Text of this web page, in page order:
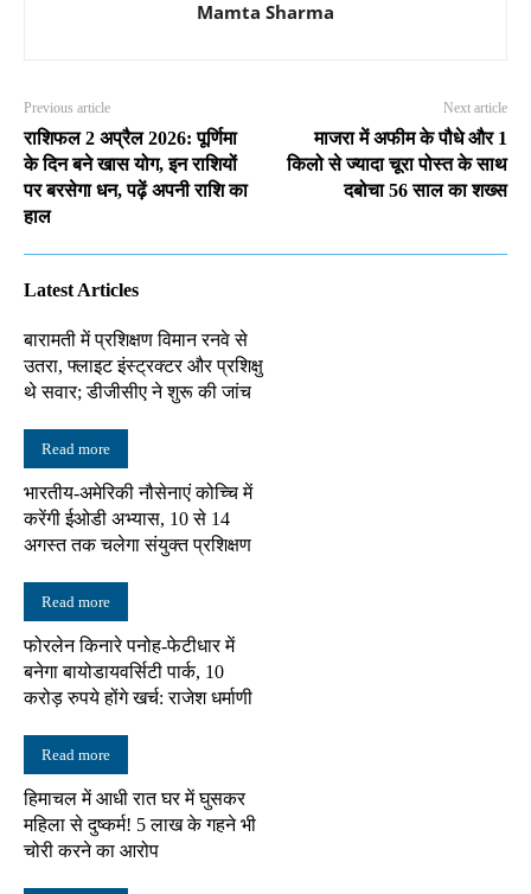
Mamta Sharma
Previous article
राशिफल 2 अप्रैल 2026: पूर्णिमा
के दिन बने खास योग, इन राशियों
पर बरसेगा धन, पढ़ें अपनी राशि का
हाल
Next article
माजरा में अफीम के पौधे और 1
किलो से ज्यादा चूरा पोस्त के साथ
दबोचा 56 साल का शख्स
Latest Articles
बारामती में प्रशिक्षण विमान रनवे से
उतरा, फ्लाइट इंस्ट्रक्टर और प्रशिक्षु
थे सवार; डीजीसीए ने शुरू की जांच
Read more
भारतीय-अमेरिकी नौसेनाएं कोच्चि में
करेंगी ईओडी अभ्यास, 10 से 14
अगस्त तक चलेगा संयुक्त प्रशिक्षण
Read more
फोरलेन किनारे पनोह-फेटीधार में
बनेगा बायोडायवर्सिटी पार्क, 10
करोड़ रुपये होंगे खर्च: राजेश धर्माणी
Read more
हिमाचल में आधी रात घर में घुसकर
महिला से दुष्कर्म! 5 लाख के गहने भी
चोरी करने का आरोप